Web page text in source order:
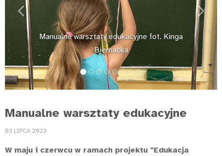
Manualne warsztaty edukacyjne fot. Kinga
Biernacka
Previous Next
Manualne warsztaty edukacyjne
03 LIPCA 2023
W maju i czerwcu w ramach projektu "Edukacja